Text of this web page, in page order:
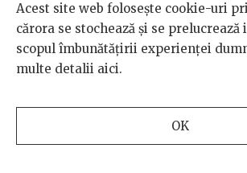
doare”, i s-a zis „e normal să te
murit. Nu e nevoie să ajungem acolo
femeia aceea ar trebui să aibă o
Am nevoie de avort, nu pot să cresc
serviciul, conform legii din România.
Acest site web folosește cookie-uri
cărora se stochează și se
scopul îmbunătățirii experienței
multe detalii aici.
OK